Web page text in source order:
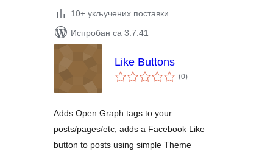
10+ укључених поставки
Испробан са 3.7.41
Like Buttons
(0укупних
оцена
)
Adds Open Graph tags to your
posts/pages/etc, adds a Facebook Like
button to posts using simple Theme